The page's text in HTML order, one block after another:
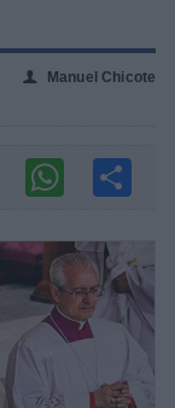
👤 Manuel Chicote